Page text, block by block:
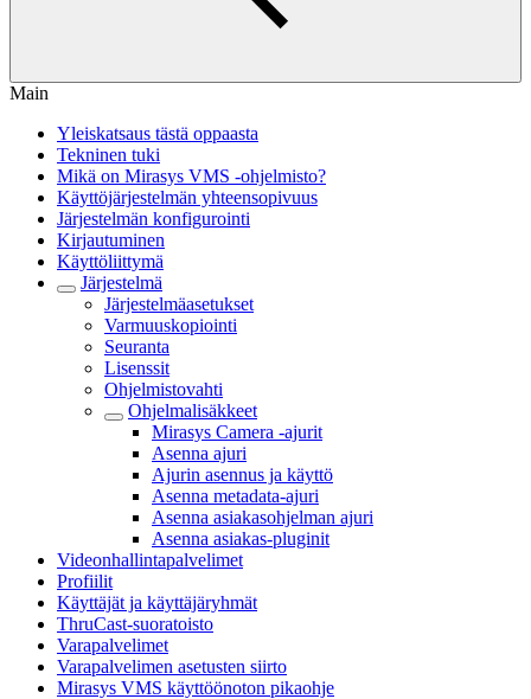
Main
Yleiskatsaus tästä oppaasta
Tekninen tuki
Mikä on Mirasys VMS -ohjelmisto?
Käyttöjärjestelmän yhteensopivuus
Järjestelmän konfigurointi
Kirjautuminen
Käyttöliittymä
Järjestelmä
Järjestelmäasetukset
Varmuuskopiointi
Seuranta
Lisenssit
Ohjelmistovahti
Ohjelmalisäkkeet
Mirasys Camera -ajurit
Asenna ajuri
Ajurin asennus ja käyttö
Asenna metadata-ajuri
Asenna asiakasohjelman ajuri
Asenna asiakas-pluginit
Videonhallintapalvelimet
Profiilit
Käyttäjät ja käyttäjäryhmät
ThruCast-suoratoisto
Varapalvelimet
Varapalvelimen asetusten siirto
Mirasys VMS käyttöönoton pikaohje